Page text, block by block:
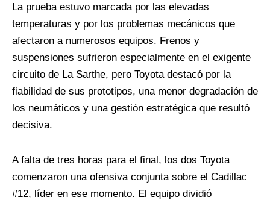
La prueba estuvo marcada por las elevadas
temperaturas y por los problemas mecánicos que
afectaron a numerosos equipos. Frenos y
suspensiones sufrieron especialmente en el exigente
circuito de La Sarthe, pero Toyota destacó por la
fiabilidad de sus prototipos, una menor degradación de
los neumáticos y una gestión estratégica que resultó
decisiva.
A falta de tres horas para el final, los dos Toyota
comenzaron una ofensiva conjunta sobre el Cadillac
#12, líder en ese momento. El equipo dividió